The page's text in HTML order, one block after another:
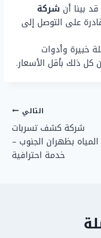
بينا أن شركة
على التوصل إلى
خبيرة وأدوات
ذلك بأقل الأسعار.
التالي
شركة كشف تسربات
المياه بظهران الجنوب –
خدمة احترافية